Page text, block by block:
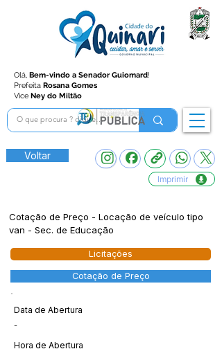
Olá, Bem-vindo a Senador Guiomard!
Prefeita Rosana Gomes
Vice Ney do Miltão
Voltar
Imprimir
Cotação de Preço - Locação de veículo tipo
van - Sec. de Educação
Licitações
Cotação de Preço
Data de Abertura
-
Hora de Abertura